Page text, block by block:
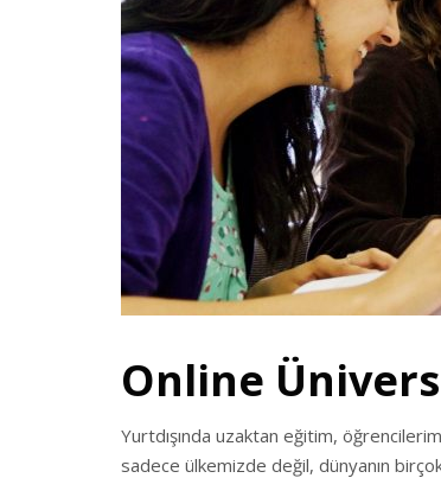
Online
Yurtdışında uzaktan eğitim,
sadece ülkemizde değil, dünyanın